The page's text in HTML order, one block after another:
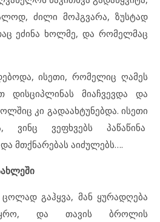
ძილი მოჰგვარა, ზუსტად
ეძინა ხოლმე, და რომელმაც
ისეთი, რომელიც ღამეს
მიაჩვევდა და
კი გადაახტუნებდა. ისეთი
ვინც ვეფხვებს პაწაწინა
მთქნარებას აიძულებს….
გაჰყვა, მან ყურადღება
და თავის ბროლის